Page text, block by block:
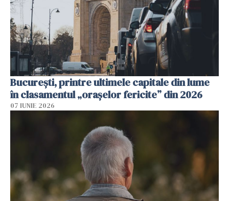
București, printre ultimele capitale din lume
în clasamentul „orașelor fericite” din 2026
07 IUNIE 2026